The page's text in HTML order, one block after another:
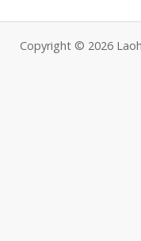
Copyright © 2026